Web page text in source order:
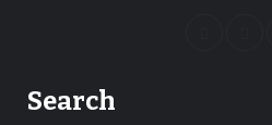
Search